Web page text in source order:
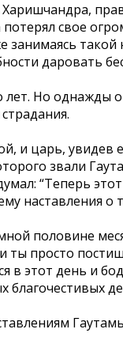
свое
такой
даровать
Но однажды
и царь,
звали
“Теперь
наставления
половине
ты просто
в этот день и